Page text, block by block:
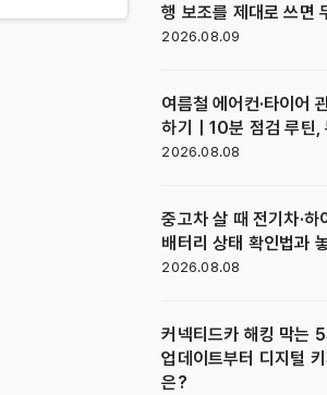
행 보조를 제대로 쓰면
2026.08.09
여름철 에어컨·타이어
하기｜10분 점검 루틴,
2026.08.08
중고차 살 때 전기차·하
배터리 상태 확인법과
2026.08.08
커넥티드카 해킹 막는
업데이트부터 디지털
은?